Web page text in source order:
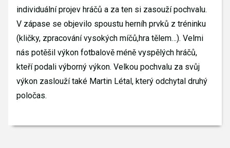
individuální projev hráčů a za ten si zasouží pochvalu.
V zápase se objevilo spoustu herníh prvků z tréninku
(kličky, zpracování vysokých míčů,hra tělem…). Velmi
nás potěšil výkon fotbalově méně vyspělých hráčů,
kteří podali výborný výkon. Velkou pochvalu za svůj
výkon zaslouží také Martin Létal, který odchytal druhý
poločas.